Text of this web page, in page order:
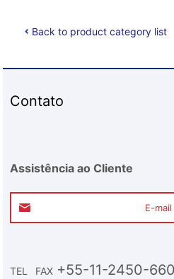
Back to product category list
Contato
Assistência ao Cliente
E-mail
TEL FAX +55-11-2450-